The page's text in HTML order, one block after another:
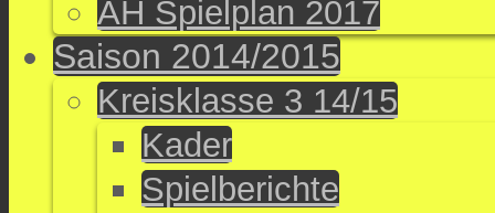
AH Spielplan 2017
Saison 2014/2015
Kreisklasse 3 14/15
Kader
Spielberichte